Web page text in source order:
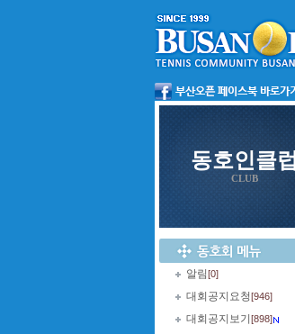
동호인클럽
CLUB
알림[0]
대회공지요청[946]
대회공지보기 [898]